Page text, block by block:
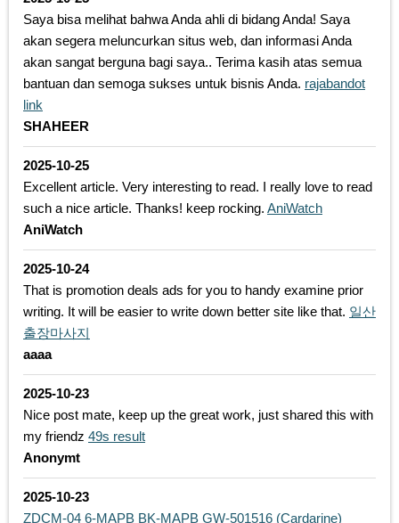
Saya bisa melihat bahwa Anda ahli di bidang Anda! Saya
akan segera meluncurkan situs web, dan informasi Anda
akan sangat berguna bagi saya.. Terima kasih atas semua
bantuan dan semoga sukses untuk bisnis Anda. rajabandot
link
SHAHEER
2025-10-25
Excellent article. Very interesting to read. I really love to read
such a nice article. Thanks! keep rocking. AniWatch
AniWatch
2025-10-24
That is promotion deals ads for you to handy examine prior
writing. It will be easier to write down better site like that. 일산
출장마사지
aaaa
2025-10-23
Nice post mate, keep up the great work, just shared this with
my friendz 49s result
Anonymt
2025-10-23
ZDCM-04 6-MAPB BK-MAPB GW-501516 (Cardarine)